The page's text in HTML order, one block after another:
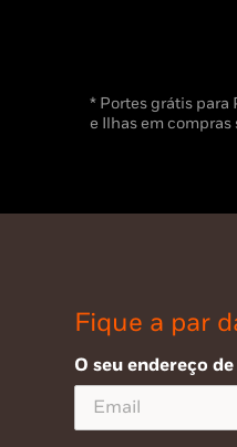
* Portes grátis
e Ilhas em compras
Fique a par
O seu endereço